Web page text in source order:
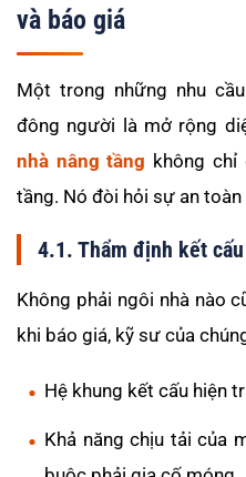
và báo giá
Một trong những nhu
đông người là mở rộng
nhà nâng tầng không chỉ
tầng. Nó đòi hỏi sự an
4.1. Thẩm định kết
Không phải ngôi nhà nào
khi báo giá, kỹ sư của
Hệ khung kết cấu hiện
Khả năng chịu tải của